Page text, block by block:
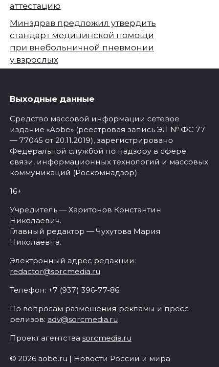
аттестацию
Минздрав предложил утвердить
стандарт медицинской помощи
при внебольничной пневмонии
у взрослых
Выходные данные
Средство массовой информации сетевое
издание «Aobe» (реестровая запись ЭЛ № ФС 77
— 77045 от 20.11.2019), зарегистрировано
Федеральной службой по надзору в сфере
связи, информационных технологий и массовых
коммуникаций (Роскомнадзор).
16+
Учредитель — Харитонов Константин
Николаевич.
Главный редактор — Чухутова Мария
Николаевна.
Электронный адрес редакции:
redactor@sorcmedia.ru
Телефон: +7 (937) 396-77-86.
По вопросам размещения рекламы и пресс-
релизов: adv@sorcmedia.ru
Проект агентства sorcmedia.ru
© 2026 aobe.ru | Новости России и мира